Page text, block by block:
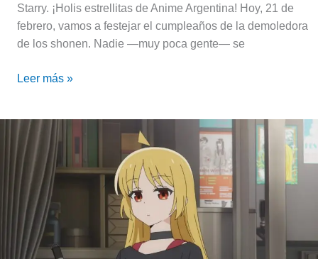
Starry. ¡Holis estrellitas de Anime Argentina! Hoy, 21 de
febrero, vamos a festejar el cumpleaños de la demoledora
de los shonen. Nadie —muy poca gente— se
Leer más »
La
jefa
que
todos
queremos
|
El
cumpleaños